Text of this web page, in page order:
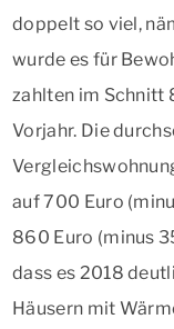
doppelt so viel,
wurde es für
zahlten im Schnitt
Vorjahr. Die
auf 700 Euro
860 Euro (minus
dass es 2018
Häusern mit